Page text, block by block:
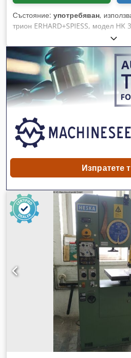
Състояние: употребяван,
трион ERHARD+SPIESS, модел HK
механизъм за пили. Издаденост:
Akkek С вградено устройство за
марката Ideal. Дължина на
приблизително 2 800 мм,
мм. Скорост на рязане: 9–800 м/
Задвижване: 1 400/2 800 об/мин.
надясно/наляво по 15°, напред/
детайла: 80 мм, хода/минута:
за пили с 5 различни форми на
налична на склад, машината може
Изпратете